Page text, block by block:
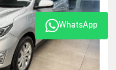
262cv Baixa Km Super Nova
WhatsApp